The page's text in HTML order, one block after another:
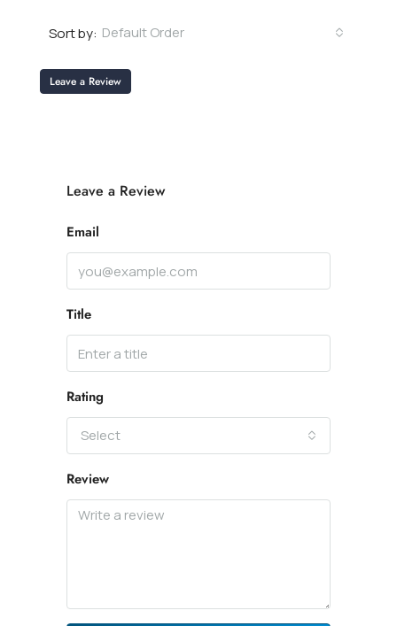
Sort by: Default Order
Leave a Review
Leave a Review
Email
Title
Rating
Select
Review